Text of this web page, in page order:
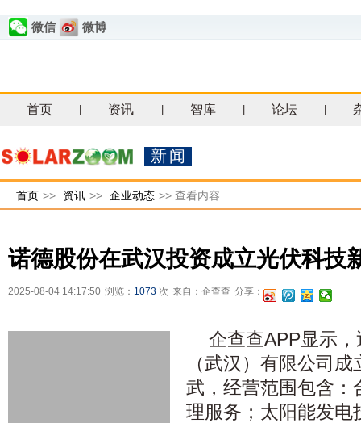
微信 微博
首页 资讯 智库 论坛
新闻
首页 >> 资讯 >> 企业动态 >> 查看内容
诺德股份在武汉投资成立光伏科技
2025-08-04 14:17:50 浏览： 1073 次 来自：企查查 分享：
企查查APP显示
（武汉）有限公司
武，经营范围包含：
理服务；太阳能发电